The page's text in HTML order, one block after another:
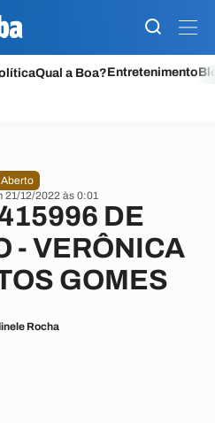
Qual a Boa?Entretenimento
Aberto
21/12/2022 às 0:01
DE
- VERÔNICA
GOMES
Rocha